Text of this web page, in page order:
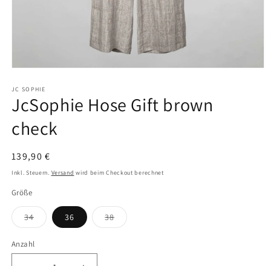
in
Modal
öffnen
JC SOPHIE
JcSophie Hose Gift brown
check
Normaler
Preis
139,90 €
Inkl. Steuern. Versand wird beim Checkout berechnet
Größe
34Variante
ausverkauft
nicht
verfügbar
36 38Variante
ausverkauft
Anzahl